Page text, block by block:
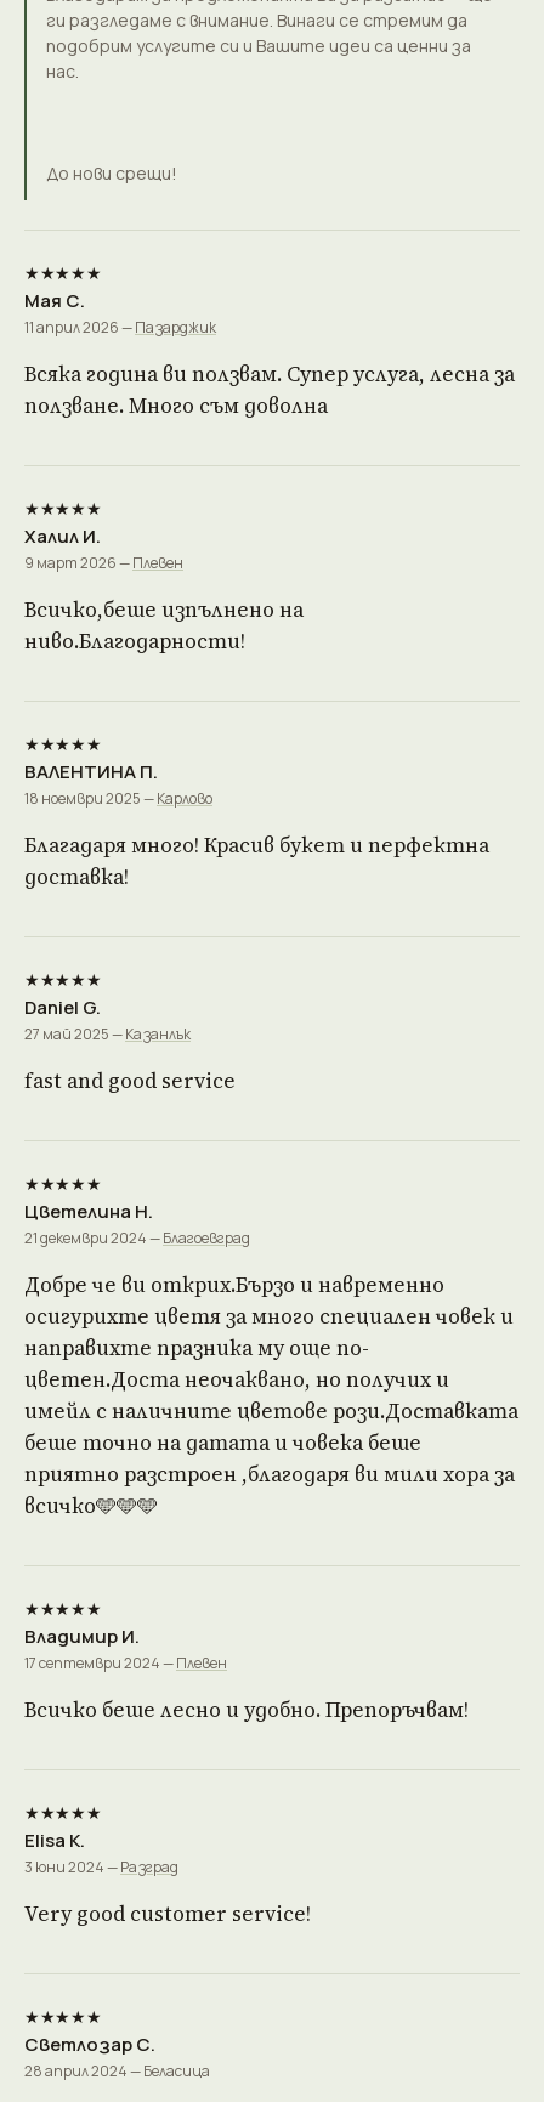
ги разгледаме с внимание. Винаги се стремим да
подобрим услугите си и Вашите идеи са ценни за
нас.
До нови срещи!
★★★★★
Мая С.
11 април 2026 —Пазарджик
Всяка година ви ползвам. Супер услуга, лесна за
ползване. Много съм доволна
★★★★★
Халил И.
9 март 2026 —Плевен
Всичко,беше изпълнено на
ниво.Благодарности!
★★★★★
ВАЛЕНТИНА П.
18 ноември 2025 —Карлово
Благадаря много! Красив букет и перфектна
доставка!
★★★★★
Daniel G.
27 май 2025 —Казанлък
fast and good service
★★★★★
Цветелина Н.
21 декември 2024 —Благоевград
Добре че ви открих.Бързо и навременно
осигурихте цветя за много специален човек и
направихте празника му още по-
цветен.Доста неочаквано, но получих и
имейл с наличните цветове рози.Доставката
беше точно на датата и човека беше
приятно разстроен ,благодаря ви мили хора за
всичко🩵🩵🩵
★★★★★
Владимир И.
17 септември 2024 —Плевен
Всичко беше лесно и удобно. Препоръчвам!
★★★★★
Elisa K.
3 юни 2024 —Разград
Very good customer service!
★★★★★
Светлозар С.
28 април 2024 — Беласица